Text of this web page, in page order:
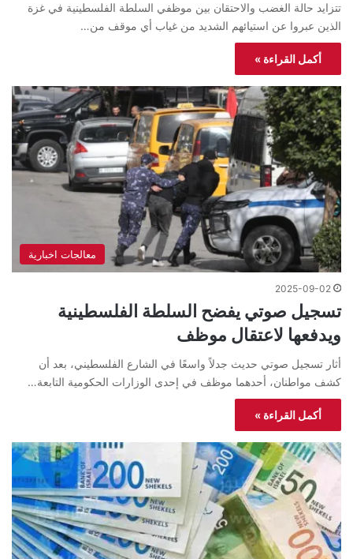
تتزايد حالة الغضب والاحتقان بين موظفي السلطة الفلسطينية في غزة
الذين عبروا عن استيائهم الشديد من غياب أي موقف من…
أكمل القراءة »
معالجات اخبارية
2025-09-02
تسجيل صوتي يفضح السلطة الفلسطينية
ويدفعها لاعتقال موظف
أثار تسجيل صوتي حديث جدلاً واسعًا في الشارع الفلسطيني، بعد أن
كشف مواطنان، أحدهما موظف في إحدى الوزارات الحكومية التابعة…
أكمل القراءة »